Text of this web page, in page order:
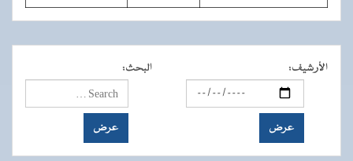
الأرشيف: البحث: